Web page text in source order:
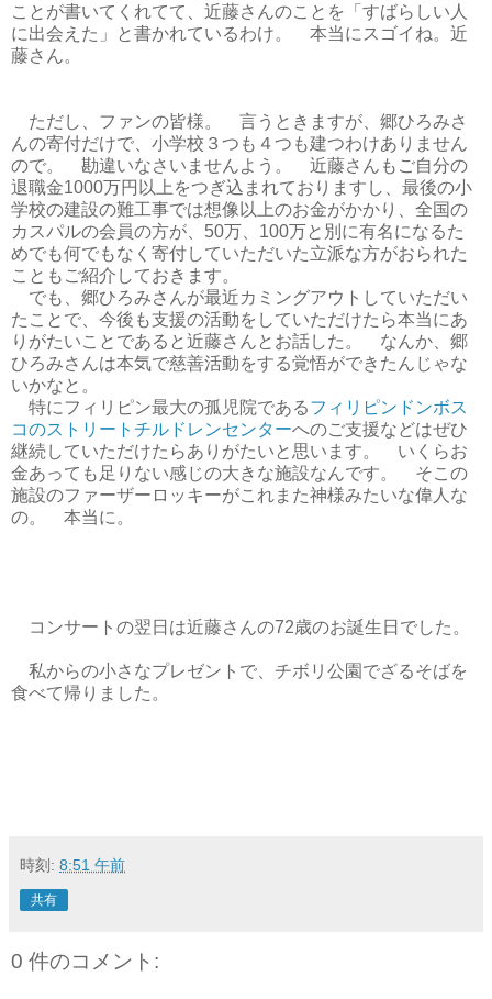
ことが書いてくれてて、近藤さんのことを「すばらしい人
に出会えた」と書かれているわけ。 本当にスゴイね。近
藤さん。
ただし、ファンの皆様。 言うときますが、郷ひろみさ
んの寄付だけで、小学校３つも４つも建つわけありません
ので。 勘違いなさいませんよう。 近藤さんもご自分の
退職金1000万円以上をつぎ込まれておりますし、最後の小
学校の建設の難工事では想像以上のお金がかかり、全国の
カスパルの会員の方が、50万、100万と別に有名になるた
めでも何でもなく寄付していただいた立派な方がおられた
こともご紹介しておきます。
でも、郷ひろみさんが最近カミングアウトしていただい
たことで、今後も支援の活動をしていただけたら本当にあ
りがたいことであると近藤さんとお話した。 なんか、郷
ひろみさんは本気で慈善活動をする覚悟ができたんじゃな
いかなと。
特にフィリピン最大の孤児院であるフィリピンドンボス
コのストリートチルドレンセンターへのご支援などはぜひ
継続していただけたらありがたいと思います。 いくらお
金あっても足りない感じの大きな施設なんです。 そこの
施設のファーザーロッキーがこれまた神様みたいな偉人な
の。 本当に。
コンサートの翌日は近藤さんの72歳のお誕生日でした。
私からの小さなプレゼントで、チボリ公園でざるそばを
食べて帰りました。
時刻: 8:51 午前
共有
0 件のコメント: